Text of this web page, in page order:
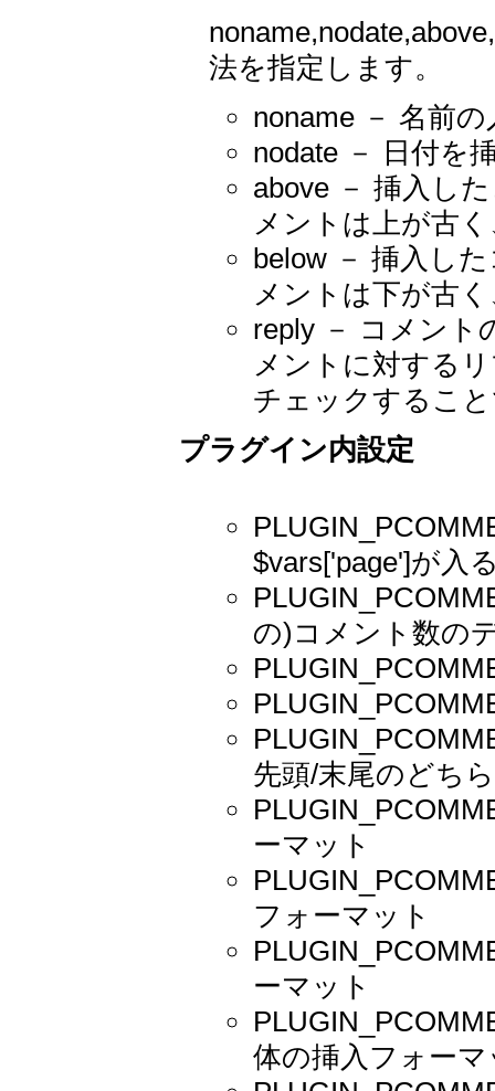
法を指定します。
noname － 名前
nodate － 日付を
above － 挿入し
メントは上が古
below － 挿入し
メントは下が古
reply － コメント
メントに対する
チェックするこ
プラグイン内設定
$vars['page']が入
の)コメント数の
先頭/末尾のどち
ーマット
フォーマット
ーマット
体の挿入フォー